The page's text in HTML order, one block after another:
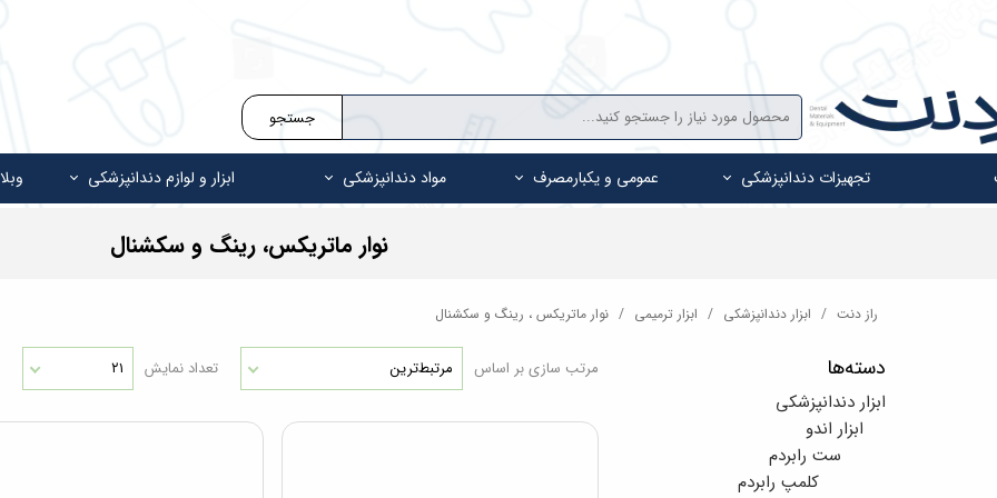
جستجو
تجهیزات دندانپزشکی عمومی و یکبارمصرف مواد دندانپزشکی ابزار و لوازم دندانپزشکی
نوار ماتریکس، رینگ و سکشنال
راز دنت ابزار دندانپزشکی ابزار ترمیمی نوار ماتریکس ، رینگ و سکشنال
دسته‌ها
ابزار دندانپزشکی
ابزار اندو
ست رابردم
کلمپ رابردم
مرتب سازی بر اساس مرتبط‌ترین تعداد نمایش ۲۱